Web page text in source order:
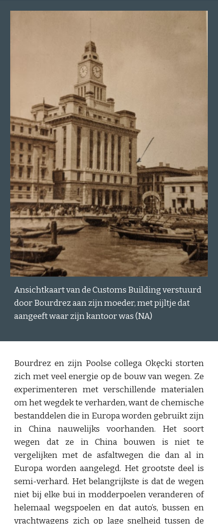
Ansichtkaart van de Customs Building verstuurd
door Bourdrez aan zijn moeder, met pijltje dat
aangeeft waar zijn kantoor was (NA)
Bourdrez en zijn Poolse collega Okęcki storten
zich met veel energie op de bouw van wegen. Ze
experimenteren met verschillende materialen
om het wegdek te verharden, want de chemische
bestanddelen die in Europa worden gebruikt zijn
in China nauwelijks voorhanden. Het soort
wegen dat ze in China bouwen is niet te
vergelijken met de asfaltwegen die dan al in
Europa worden aangelegd. Het grootste deel is
semi-verhard. Het belangrijkste is dat de wegen
niet bij elke bui in modderpoelen veranderen of
helemaal wegspoelen en dat auto’s, bussen en
vrachtwagens zich op lage snelheid tussen de